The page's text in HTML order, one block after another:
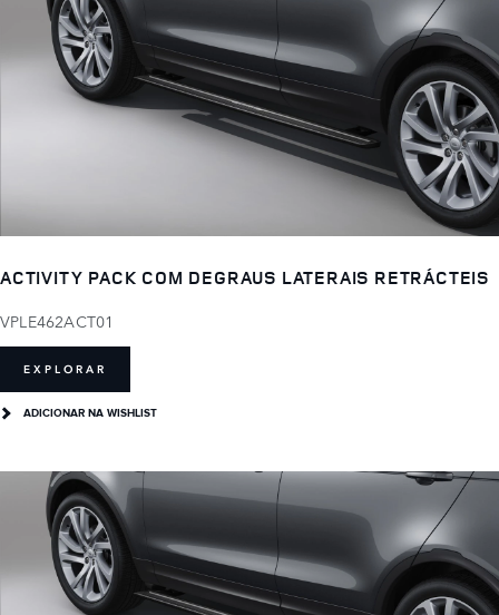
ACTIVITY PACK COM DEGRAUS LATERAIS RETRÁCTEIS
VPLE462ACT01
EXPLORAR
ADICIONAR NA WISHLIST